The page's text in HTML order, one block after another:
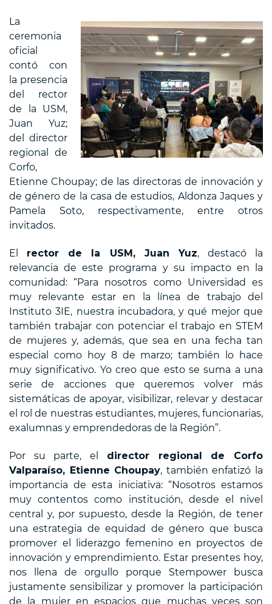
La
ceremonia
oficial
contó con
la presencia
del rector
de la USM,
Juan Yuz;
del director
regional de
Corfo,
Etienne Choupay; de las directoras de innovación y
de género de la casa de estudios, Aldonza Jaques y
Pamela Soto, respectivamente, entre otros
invitados.
El rector de la USM, Juan Yuz, destacó la
relevancia de este programa y su impacto en la
comunidad: “Para nosotros como Universidad es
muy relevante estar en la línea de trabajo del
Instituto 3IE, nuestra incubadora, y qué mejor que
también trabajar con potenciar el trabajo en STEM
de mujeres y, además, que sea en una fecha tan
especial como hoy 8 de marzo; también lo hace
muy significativo. Yo creo que esto se suma a una
serie de acciones que queremos volver más
sistemáticas de apoyar, visibilizar, relevar y destacar
el rol de nuestras estudiantes, mujeres, funcionarias,
exalumnas y emprendedoras de la Región”.
Por su parte, el director regional de Corfo
Valparaíso, Etienne Choupay, también enfatizó la
importancia de esta iniciativa: “Nosotros estamos
muy contentos como institución, desde el nivel
central y, por supuesto, desde la Región, de tener
una estrategia de equidad de género que busca
promover el liderazgo femenino en proyectos de
innovación y emprendimiento. Estar presentes hoy,
nos llena de orgullo porque Stempower busca
justamente sensibilizar y promover la participación
de la mujer en espacios que muchas veces son